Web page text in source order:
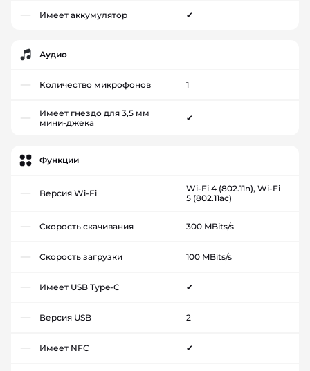
Имеет аккумулятор ✔
Аудио
Количество микрофонов 1
Имеет гнездо для 3,5 мм
мини-джека
✔
Функции
Версия Wi-Fi
Wi-Fi 4 (802.11n), Wi-Fi
5 (802.11ac)
Скорость скачивания 300 MBits/s
Скорость загрузки 100 MBits/s
Имеет USB Type-C ✔
Версия USB 2
Имеет NFC ✔